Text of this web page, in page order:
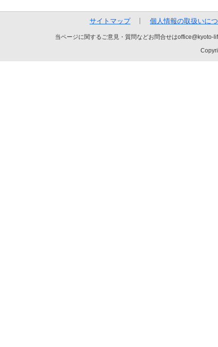
サイトマップ 個人情報の取扱いに
当ページに関するご意見・質問などお問合せは